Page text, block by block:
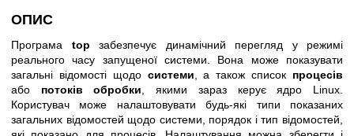
ОПИС
Програма top забезпечує динамічний перегляд у режимі
реального часу запущеної системи. Вона може показувати
загальні відомості щодо системи , а також список процесів
або потоків обробки , якими зараз керує ядро Linux.
Користувач може налаштовувати будь-які типи показаних
загальних відомостей щодо системи, порядок і тип відомостей,